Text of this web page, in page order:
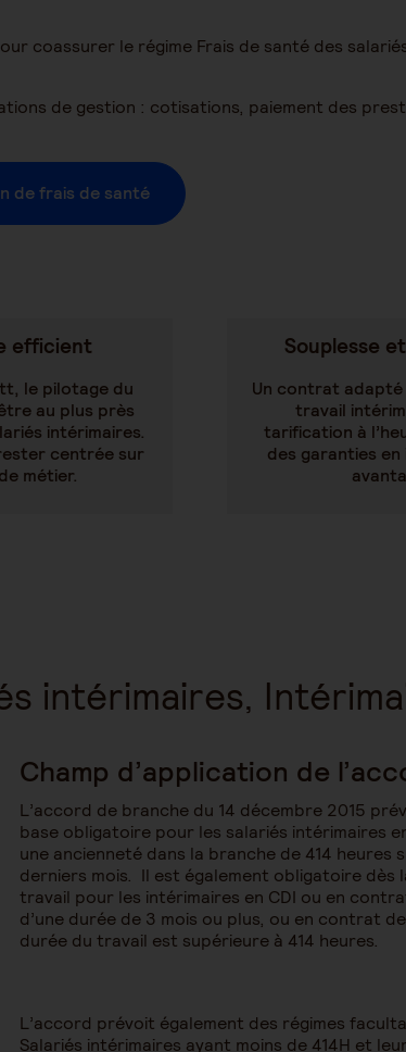
coassurer le régime Frais de santé des
de gestion : cotisations, paiement des
de frais de santé
efficient
le pilotage du
au plus près
intérimaires.
centrée sur
métier.
Souplesse
Un contrat
travail
tarification à
des garanties
intérimaires,
Champ d’application de
L’accord de branche du 14 décembre 2015
base obligatoire pour les salariés intérimaires
une ancienneté dans la branche de 414 heures
derniers mois. Il est également obligatoire dès
travail pour les intérimaires en CDI ou en
d’une durée de 3 mois ou plus, ou en contrat
durée du travail est supérieure à 414 heures.
L’accord prévoit également des régimes
Salariés intérimaires ayant moins de 414H et